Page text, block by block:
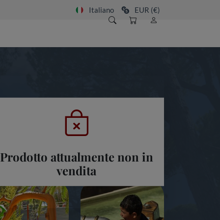
Italiano EUR (€)
Prodotto attualmente non in
vendita